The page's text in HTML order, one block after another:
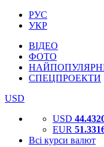
РУС
УКР
ВІДЕО
ФОТО
СПЕЦПРОЕКТИ
USD
USD
EUR
Всі курси валют